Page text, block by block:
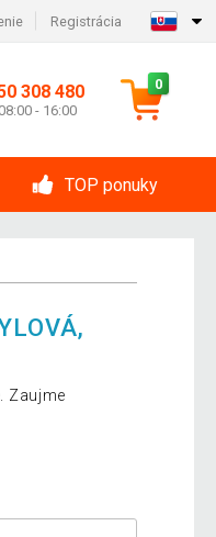
Registrácia
308 480
- 16:00
0
TOP ponuky
Zaujme